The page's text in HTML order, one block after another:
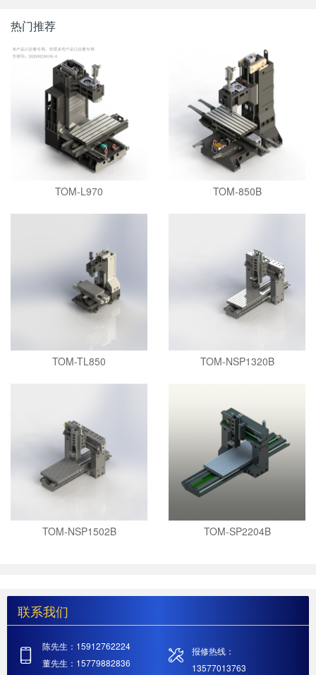
热门推荐
TOM-L970 TOM-850B
TOM-TL850 TOM-NSP1320B
TOM-NSP1502B TOM-SP2204B
联系我们
陈先生：15912762224
董先生：15779882836
报修热线：
13577013763